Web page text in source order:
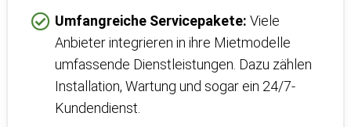
Umfangreiche Servicepakete: Viele
Anbieter integrieren in ihre Mietmodelle
umfassende Dienstleistungen. Dazu zählen
Installation, Wartung und sogar ein 24/7-
Kundendienst.